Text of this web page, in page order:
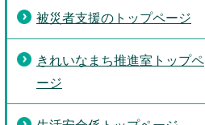
被災者支援のトップページ
きれいなまち推進室トップペ
ージ